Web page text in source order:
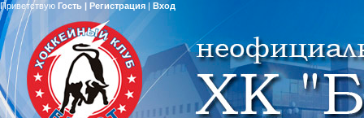
Приветствую Гость | Регистрация| Вход